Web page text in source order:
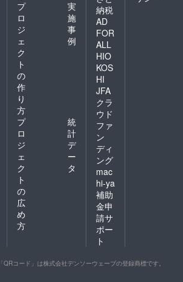
プ
ロ
ジ
ェ
ク
ト
の
作
り
方
実
施
事
例
プ
ロ
ジ
ェ
ク
ト
の
広
め
方
統
計
デ
ー
タ
納税
AD
FOR
ALL
HIO
KOS
HI
JFA
クラ
ウド
ファ
ン
ディ
ング
mac
hi-ya
補助
金申
請サ
ポー
ト
「QRコード」は株式会社デンソーウェーブの登録商標です。